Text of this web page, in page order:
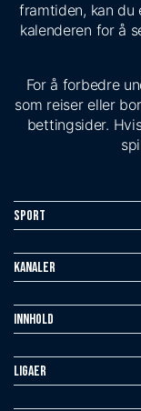
framtiden, kan du
kalenderen for å
For å forbedre
som reiser eller
bettingsider.
Sport
Kanaler
Innhold
Ligaer